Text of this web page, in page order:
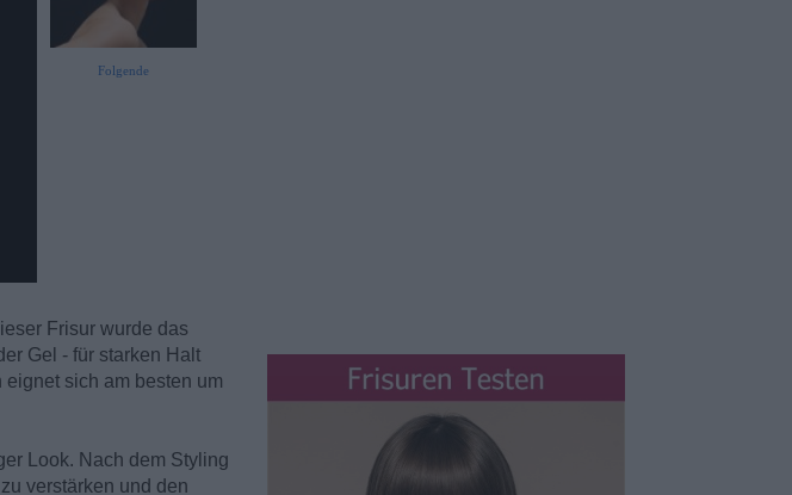
Folgende
Frisur wurde das
Gel - für starken Halt
sich am besten um
Look. Nach dem Styling
verstärken und den